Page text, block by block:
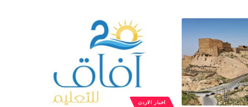
اخبار الاردن